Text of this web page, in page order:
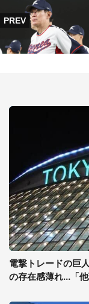
電撃トレードの巨
の存在感薄れ...「